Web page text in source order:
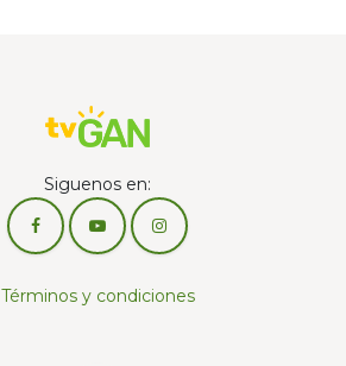
Siguenos en:
Términos y condiciones